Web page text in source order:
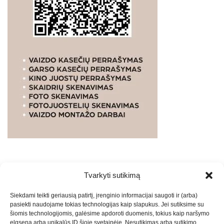
Tvarkyti sutikimą
Siekdami teikti geriausią patirtį, įrenginio informacijai saugoti ir (arba)
pasiekti naudojame tokias technologijas kaip slapukus. Jei sutiksime su
šiomis technologijomis, galėsime apdoroti duomenis, tokius kaip naršymo
elgsena arba unikalūs ID šioje svetainėje. Nesutikimas arba sutikimo
PASLAUGOS. SEO tekstų rašymas, turinio kūrimas,
straipsnių rašymas ir talpinimas į mūsų valdomas